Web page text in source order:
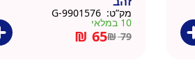
מק”ט:
10 במלאי
₪79
₪ 65